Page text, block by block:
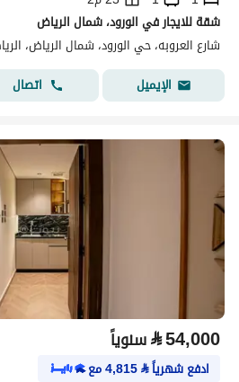
شقة للايجار في الورود، شمال الرياض
شارع العروبه، حي الورود، شمال الرياض،
الإيميل
اتصال
⃁54,000 سنوياً
ادفع شهرياً⃁
4,815مع